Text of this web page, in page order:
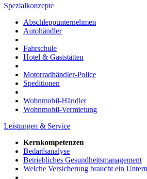
Spezialkonzepte
Abschleppunternehmen
Autohändler
Fahrschule
Hotel & Gaststätten
Motorradhändler-Police
Speditionen
Wohnmobil-Händler
Wohnmobil-Vermietung
Leistungen & Service
Kernkompetenzen
Bedarfsanalyse
Betriebliches Gesundheitsmanagement
Welche Versicherung braucht ein